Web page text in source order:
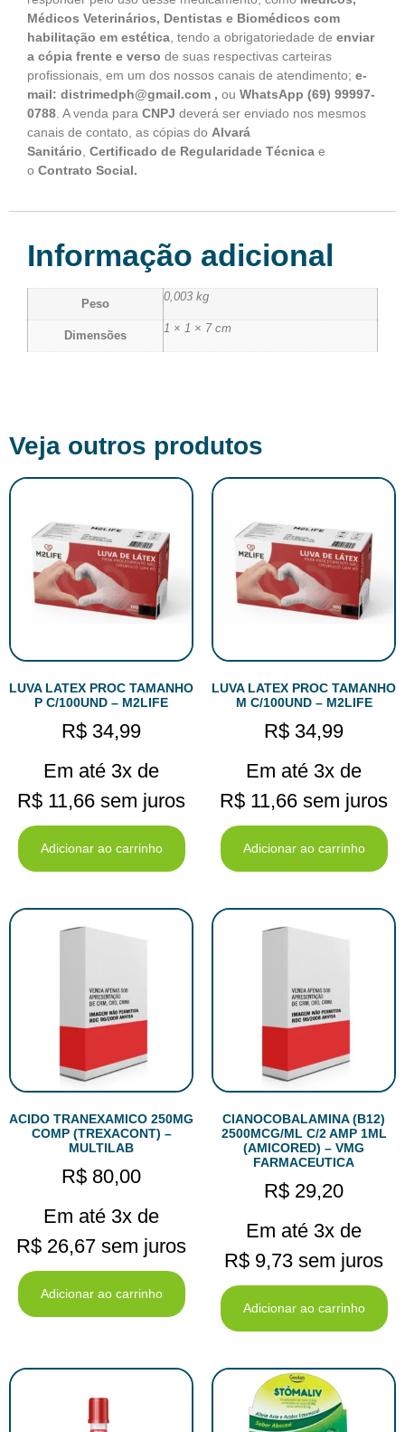
Médicos Veterinários, Dentistas e Biomédicos com
habilitação em estética , tendo a obrigatoriedade de enviar
a cópia frente e verso de suas respectivas carteiras
profissionais, em um dos nossos canais de atendimento; e-
mail: distrimedph@gmail.com , ou WhatsApp (69) 99997-
0788 . A venda para CNPJ deverá ser enviado nos mesmos
canais de contato, as cópias do Alvará
Sanitário Certificado de Regularidade Técnica e
o Contrato Social.
Informação adicional
Peso
0,003 kg
Dimensões
1 × 1 × 7 cm
Veja outros produtos
LUVA LATEX PROC TAMANHO
P C/100UND – M2LIFE
R$ 34,99
Em até 3x de
R$ 11,66 sem juros
Adicionar ao carrinho
LUVA LATEX PROC TAMANHO
M C/100UND – M2LIFE
R$ 34,99
Em até 3x de
R$ 11,66 sem juros
Adicionar ao carrinho
ACIDO TRANEXAMICO 250MG
COMP (TREXACONT) –
MULTILAB
R$ 80,00
Em até 3x de
R$ 26,67 sem juros
Adicionar ao carrinho
CIANOCOBALAMINA (B12)
2500MCG/ML C/2 AMP 1ML
(AMICORED) – VMG
FARMACEUTICA
R$ 29,20
Em até 3x de
R$ 9,73 sem juros
Adicionar ao carrinho